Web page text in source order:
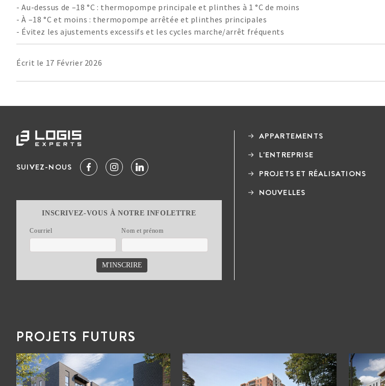
- Au-dessus de –18 °C : thermopompe principale et plinthes à 1 °C de moins
- À –18 °C et moins : thermopompe arrêtée et plinthes principales
- Évitez les ajustements excessifs et les cycles marche/arrêt fréquents
Écrit le 17 Février 2026
SUIVEZ-NOUS
INSCRIVEZ-VOUS À NOTRE INFOLETTRE
Courriel Nom et prénom
APPARTEMENTS
L'ENTREPRISE
PROJETS ET RÉALISATIONS
NOUVELLES
PROJETS FUTURS